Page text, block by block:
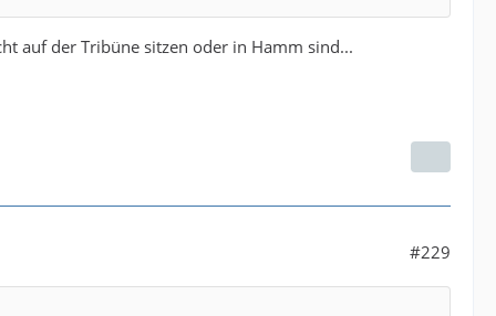
auf der Tribüne sitzen oder in Hamm sind...
#229